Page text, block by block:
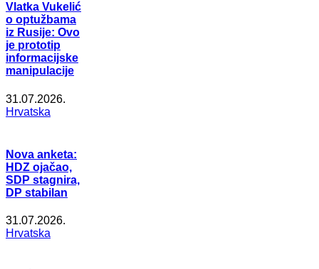
Vlatka Vukelić
o optužbama
iz Rusije: Ovo
je prototip
informacijske
manipulacije
31.07.2026.
Hrvatska
Nova anketa:
HDZ ojačao,
SDP stagnira,
DP stabilan
31.07.2026.
Hrvatska